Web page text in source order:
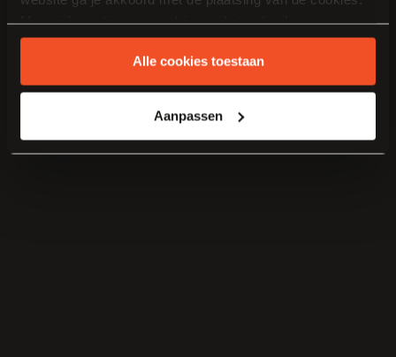
Meer informatie over cookies en het gebruik van
persoonsgegevens door Van Manen Keukens vind je
Alle cookies toestaan
Aanpassen